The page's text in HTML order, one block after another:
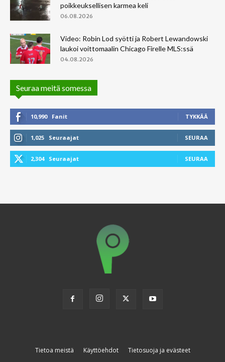
poikkeuksellisen karmea keli
06.08.2026
Video: Robin Lod syötti ja Robert Lewandowski
laukoi voittomaalin Chicago Firelle MLS:ssä
04.08.2026
Seuraa meitä somessa
10,990 Fanit TYKKÄÄ
1,025 Seuraajat SEURAA
2,304 Seuraajat SEURAA
Tietoa meistä Käyttöehdot Tietosuoja ja evästeet